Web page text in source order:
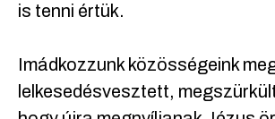
is tenni értük.
Imádkozzunk közösségeink
lelkesedésvesztett,